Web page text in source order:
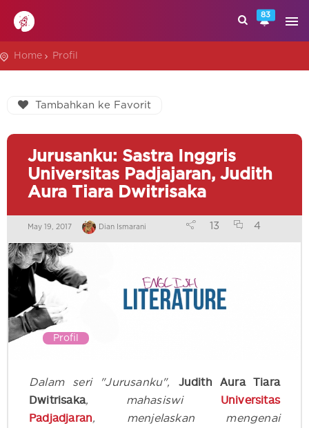
83
Home Profil
Tambahkan ke Favorit
Jurusanku: Sastra Inggris
Universitas Padjajaran, Judith
Aura Tiara Dwitrisaka
May 19, 2017 Dian Ismarani 13 4
Profil
Dalam seri "Jurusanku", Judith Aura Tiara
Dwitrisaka, mahasiswi Universitas
Padjadjaran‍, menjelaskan mengenai